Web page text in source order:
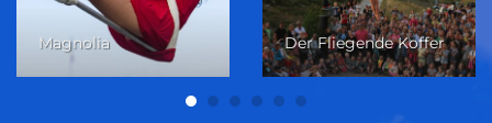
Magnolia Der Fliegende Koffer